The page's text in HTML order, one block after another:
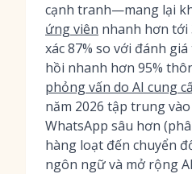
cạnh tranh—mang lại
ứng viên nhanh hơn tới
xác 87% so với đánh
hồi nhanh hơn 95%
phỏng vấn do AI cung
năm 2026 tập trung
WhatsApp sâu hơn
hàng loạt đến chuyển
ngôn ngữ và mở rộng